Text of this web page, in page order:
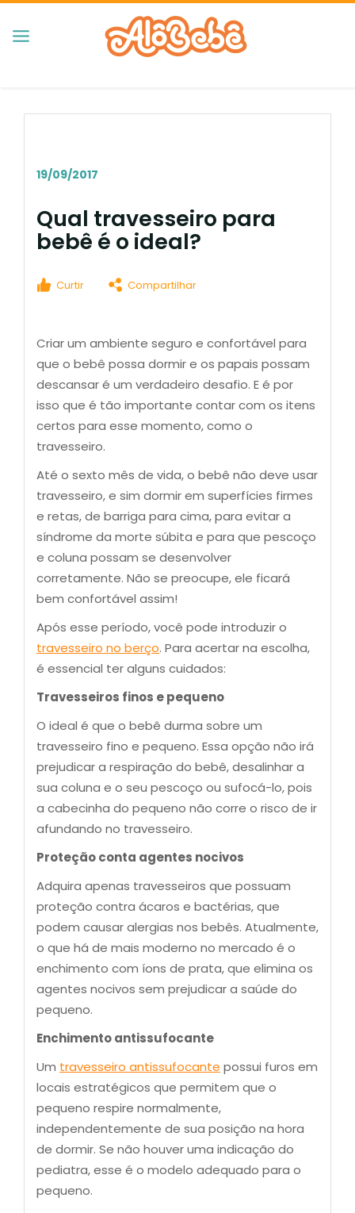
19/09/2017
Qual travesseiro para
bebê é o ideal?
Curtir Compartilhar
Criar um ambiente seguro e confortável para
que o bebê possa dormir e os papais possam
descansar é um verdadeiro desafio. E é por
isso que é tão importante contar com os itens
certos para esse momento, como o
travesseiro.
Até o sexto mês de vida, o bebê não deve usar
travesseiro, e sim dormir em superfícies firmes
e retas, de barriga para cima, para evitar a
síndrome da morte súbita e para que pescoço
e coluna possam se desenvolver
corretamente. Não se preocupe, ele ficará
bem confortável assim!
Após esse período, você pode introduzir o
travesseiro no berço. Para acertar na escolha,
é essencial ter alguns cuidados:
Travesseiros finos e pequeno
O ideal é que o bebê durma sobre um
travesseiro fino e pequeno. Essa opção não irá
prejudicar a respiração do bebê, desalinhar a
sua coluna e o seu pescoço ou sufocá-lo, pois
a cabecinha do pequeno não corre o risco de ir
afundando no travesseiro.
Proteção conta agentes nocivos
Adquira apenas travesseiros que possuam
proteção contra ácaros e bactérias, que
podem causar alergias nos bebês. Atualmente,
o que há de mais moderno no mercado é o
enchimento com íons de prata, que elimina os
agentes nocivos sem prejudicar a saúde do
pequeno.
Enchimento antissufocante
Um travesseiro antissufocante possui furos em
locais estratégicos que permitem que o
pequeno respire normalmente,
independentemente de sua posição na hora
de dormir. Se não houver uma indicação do
pediatra, esse é o modelo adequado para o
pequeno.